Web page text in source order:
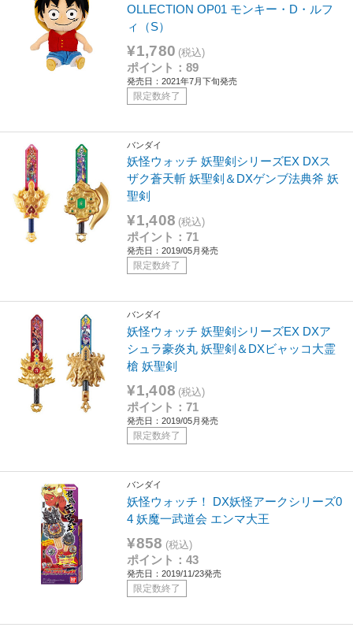
OLLECTION OP01 モンキー・D・ルフ
ィ（S）
¥1,780 (税込)
ポイント：89
発売日：2021年7月下旬発売
限定数終了
バンダイ
妖怪ウォッチ 妖聖剣シリーズEX DXス
ザク蒼天斬 妖聖剣＆DXゲンブ法典斧 妖
聖剣
¥1,408 (税込)
ポイント：71
発売日：2019/05月発売
限定数終了
バンダイ
妖怪ウォッチ 妖聖剣シリーズEX DXア
シュラ豪炎丸 妖聖剣＆DXビャッコ大霊
槍 妖聖剣
¥1,408 (税込)
ポイント：71
発売日：2019/05月発売
限定数終了
バンダイ
妖怪ウォッチ！ DX妖怪アークシリーズ0
4 妖魔一武道会 エンマ大王
¥858 (税込)
ポイント：43
発売日：2019/11/23発売
限定数終了